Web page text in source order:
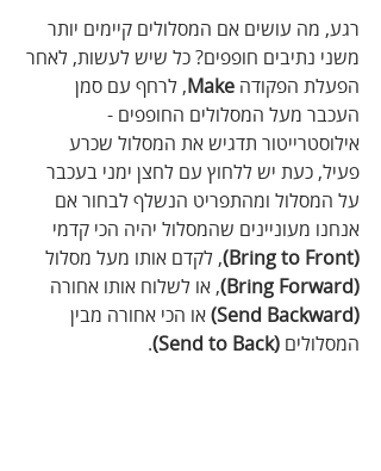
רגע, מה עושים אם המסלולים קיימים יותר
משני נתיבים חופפים? כל שיש לעשות, לאחר
הפעלת הפקודה Make, לרחף עם סמן
העכבר מעל המסלולים החופפים -
אילוסטרייטור תדגיש את המסלול שכרע
פעיל, כעת יש ללחוץ עם לחצן ימני בעכבר
על המסלול ומהתפריט הנשלף לבחור אם
אנחנו מעוניינים שהמסלול יהיה הכי קדמי
(Bring to Front)
, לקדם אותו מעל מסלול
(Bring Forward)
, או לשלוח אותו אחורה
(Send Backward)
או הכי אחורה מבין
המסלולים (Send to Back)
.